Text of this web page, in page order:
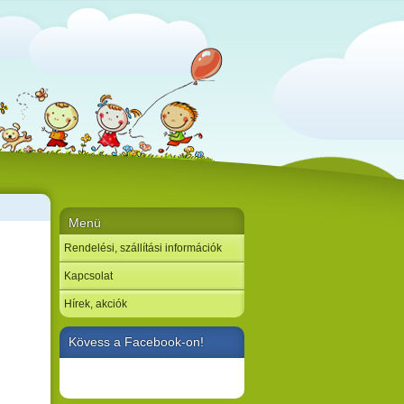
Menü
Rendelési, szállítási információk
Kapcsolat
Hírek, akciók
Kövess a Facebook-on!